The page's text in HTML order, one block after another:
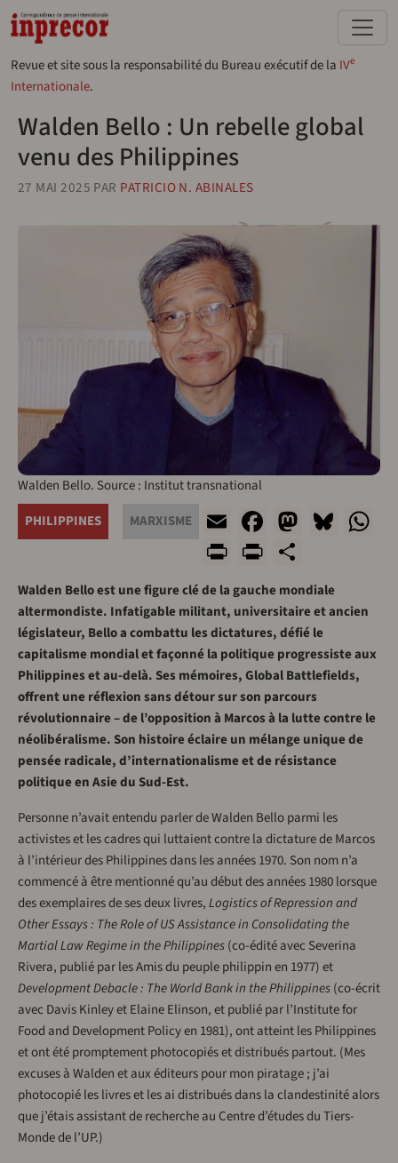
Aller au contenu principal
Revue et site sous la responsabilité du Bureau exécutif de la IVe
Internationale.
Walden Bello : Un rebelle global
venu des Philippines
27 MAI 2025 PAR PATRICIO N. ABINALES
Walden Bello. Source : Institut transnational
PHILIPPINES
MARXISME EmailFacebook
Print
Walden Bello est une figure clé de la gauche mondiale
altermondiste. Infatigable militant, universitaire et ancien
législateur, Bello a combattu les dictatures, défié le
capitalisme mondial et façonné la politique progressiste aux
Philippines et au-delà. Ses mémoires, Global Battlefields,
offrent une réflexion sans détour sur son parcours
révolutionnaire – de l’opposition à Marcos à la lutte contre le
néolibéralisme. Son histoire éclaire un mélange unique de
pensée radicale, d’internationalisme et de résistance
politique en Asie du Sud-Est.
Personne n’avait entendu parler de Walden Bello parmi les
activistes et les cadres qui luttaient contre la dictature de Marcos
à l’intérieur des Philippines dans les années 1970. Son nom n’a
commencé à être mentionné qu’au début des années 1980 lorsque
des exemplaires de ses deux livres,Logistics of Repression and
Other Essays : The Role of US Assistance in Consolidating the
Martial Law Regime in the Philippines(co-édité avec Severina
Rivera, publié par les Amis du peuple philippin en 1977) et
Development Debacle : The World Bank in the Philippines(co-écrit
avec Davis Kinley et Elaine Elinson, et publié par l’Institute for
Food and Development Policy en 1981), ont atteint les Philippines
et ont été promptement photocopiés et distribués partout. (Mes
excuses à Walden et aux éditeurs pour mon piratage ; j’ai
photocopié les livres et les ai distribués dans la clandestinité alors
que j’étais assistant de recherche au Centre d’études du Tiers-
Monde de l’UP.)